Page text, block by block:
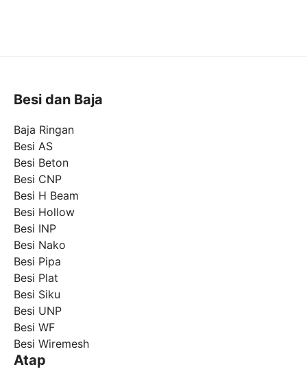
Besi dan Baja
Baja Ringan
Besi AS
Besi Beton
Besi CNP
Besi H Beam
Besi Hollow
Besi INP
Besi Nako
Besi Pipa
Besi Plat
Besi Siku
Besi UNP
Besi WF
Besi Wiremesh
Atap